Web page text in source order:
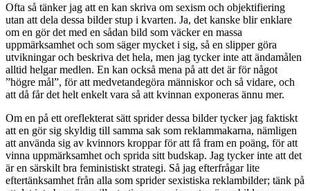
Ofta så tänker jag att en kan skriva om sexism och objektifiering
utan att dela dessa bilder stup i kvarten. Ja, det kanske blir enklare
om en gör det med en sådan bild som väcker en massa
uppmärksamhet och som säger mycket i sig, så en slipper göra
utvikningar och beskriva det hela, men jag tycker inte att ändamålen
alltid helgar medlen. En kan också mena på att det är för något
”högre mål”, för att medvetandegöra människor och så vidare, och
att då får det helt enkelt vara så att kvinnan exponeras ännu mer.
Om en på ett oreflekterat sätt sprider dessa bilder tycker jag faktiskt
att en gör sig skyldig till samma sak som reklammakarna, nämligen
att använda sig av kvinnors kroppar för att få fram en poäng, för att
vinna uppmärksamhet och sprida sitt budskap. Jag tycker inte att det
är en särskilt bra feministiskt strategi. Så jag efterfrågar lite
eftertänksamhet från alla som sprider sexistiska reklambilder; tänk på